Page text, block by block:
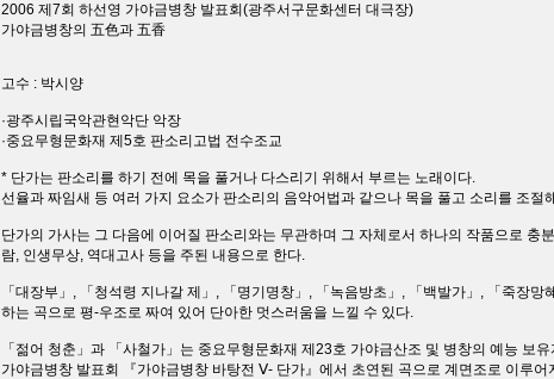
2006 제7회 하선영 가야금병창 발표회(광주서구문화센터 대극장)
가야금병창의 五色과 五香
고수 : 박시양
·광주시립국악관현악단 악장
·중요무형문화재 제5호 판소리고법 전수조교
* 단가는 판소리를 하기 전에 목을 풀거나 다스리기 위해서 부르는 노래이다.
선율과 짜임새 등 여러 가지 요소가 판소리의 음악어법과 같으나 목을 풀고 소리를 조
단가의 가사는 그 다음에 이어질 판소리와는 무관하며 그 자체로서 하나의 작품으로 충
람, 인생무상, 역대고사 등을 주된 내용으로 한다.
「대장부」, 「청석령 지나갈 제」, 「명기명창」, 「녹음방초」, 「백발가」, 「죽장
하는 곡으로 평-우조로 짜여 있어 단아한 멋스러움을 느낄 수 있다.
「젊어 청춘」과 「사철가」는 중요무형문화재 제23호 가야금산조 및 병창의 예능 보
가야금병창 발표회 『가야금병창 바탕전 Ⅴ- 단가』에서 초연된 곡으로 계면조로 이루